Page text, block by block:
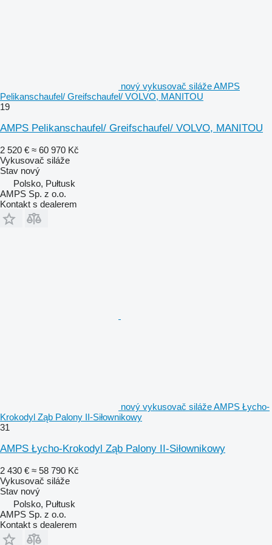
nový vykusovač siláže AMPS
Pelikanschaufel/ Greifschaufel/ VOLVO, MANITOU
19
AMPS Pelikanschaufel/ Greifschaufel/ VOLVO, MANITOU
2 520 € ≈ 60 970 Kč
Vykusovač siláže
Stav nový
Polsko, Pułtusk
AMPS Sp. z o.o.
Kontakt s dealerem
nový vykusovač siláže AMPS Łycho-
Krokodyl Ząb Palony II-Siłownikowy
31
AMPS Łycho-Krokodyl Ząb Palony II-Siłownikowy
2 430 € ≈ 58 790 Kč
Vykusovač siláže
Stav nový
Polsko, Pułtusk
AMPS Sp. z o.o.
Kontakt s dealerem